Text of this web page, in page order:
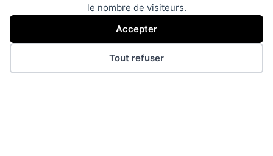
le nombre de visiteurs.
Accepter
Tout refuser